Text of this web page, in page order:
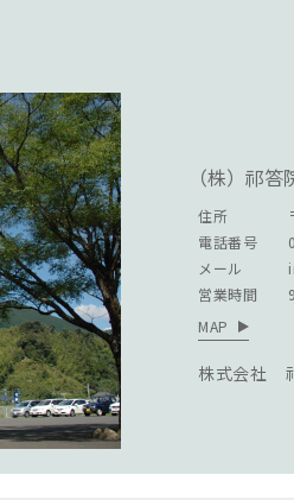
（株）祁
住所
電話番号
メール
営業時間
MAP
株式会社